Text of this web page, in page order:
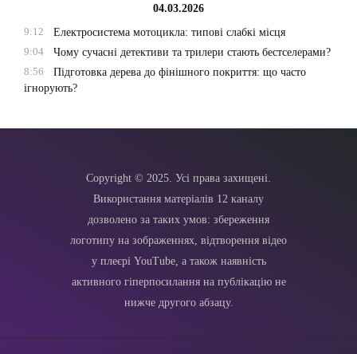
04.03.2026
9:12
Електросистема мотоцикла: типові слабкі місця
9:04
Чому сучасні детективи та трилери стають бестселерами?
8:56
Підготовка дерева до фінішного покриття: що часто
ігнорують?
Copyright © 2025. Усі права захищені.
Використання матеріалів 12 каналу
дозволено за таких умов: збереження
логотипу на зображеннях, відтворення відео
у плеєрі YouTube, а також наявність
активного гіперпосилання на публікацію не
нижче другого абзацу.